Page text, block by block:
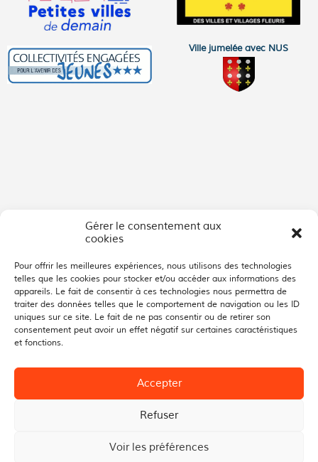
Gérer le consentement aux
cookies
Pour offrir les meilleures expériences, nous utilisons des technologies
telles que les cookies pour stocker et/ou accéder aux informations des
appareils. Le fait de consentir à ces technologies nous permettra de
traiter des données telles que le comportement de navigation ou les ID
uniques sur ce site. Le fait de ne pas consentir ou de retirer son
consentement peut avoir un effet négatif sur certaines caractéristiques
et fonctions.
Accepter
Refuser
Voir les préférences
Ville jumelée avec NUS
Marignier 2022 - Politique de confidentialité